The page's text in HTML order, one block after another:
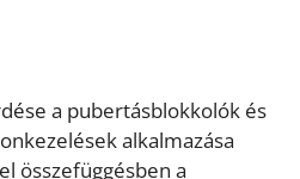
a pubertásblokkolók és
alkalmazása
összefüggésben a